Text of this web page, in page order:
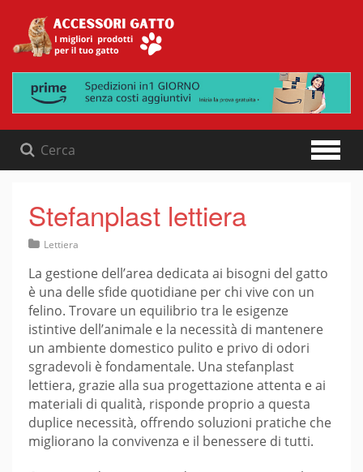
content
Stefanplast lettiera
Lettiera
La gestione dell’area dedicata ai bisogni del gatto
è una delle sfide quotidiane per chi vive con un
felino. Trovare un equilibrio tra le esigenze
istintive dell’animale e la necessità di mantenere
un ambiente domestico pulito e privo di odori
sgradevoli è fondamentale. Una stefanplast
lettiera, grazie alla sua progettazione attenta e ai
materiali di qualità, risponde proprio a questa
duplice necessità, offrendo soluzioni pratiche che
migliorano la convivenza e il benessere di tutti.